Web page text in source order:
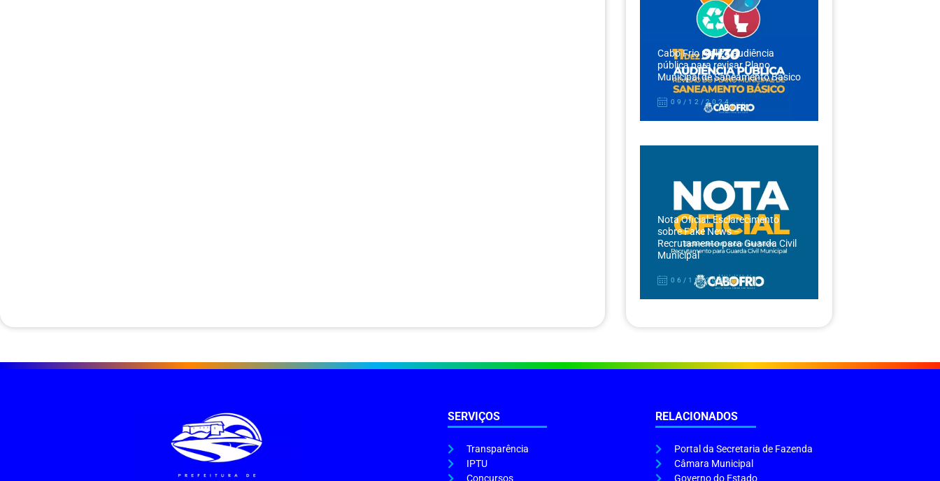
Cabo Frio realiza audiência
pública para revisar Plano
Municipal de Saneamento Básico
09/12/2024
Nota Oficial: Esclarecimento
sobre Fake News –
Recrutamento para Guarda Civil
Municipal
06/12/2024
SERVIÇOS
Transparência
IPTU
Concursos
RELACIONADOS
Portal da Secretaria de Fazenda
Câmara Municipal
Governo do Estado